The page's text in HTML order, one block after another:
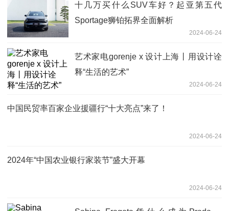
十几万买什么SUV车好？起亚第五代
Sportage狮铂拓界全面解析
2024-06-24
艺术家电gorenje x 设计上海丨用设计诠
释“生活的艺术”
2024-06-24
中国民贸率百家企业援疆行“十大亮点”来了！
2024-06-24
2024年“中国农业银行家装节”盛大开幕
2024-06-24